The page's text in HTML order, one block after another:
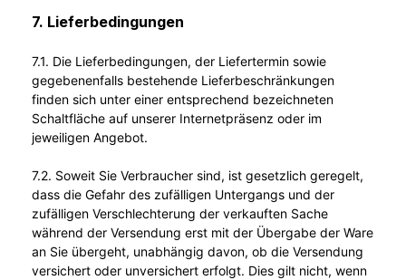
7. Lieferbedingungen
7.1. Die Lieferbedingungen, der Liefertermin sowie
gegebenenfalls bestehende Lieferbeschränkungen
finden sich unter einer entsprechend bezeichneten
Schaltfläche auf unserer Internetpräsenz oder im
jeweiligen Angebot.
7.2. Soweit Sie Verbraucher sind, ist gesetzlich geregelt,
dass die Gefahr des zufälligen Untergangs und der
zufälligen Verschlechterung der verkauften Sache
während der Versendung erst mit der Übergabe der Ware
an Sie übergeht, unabhängig davon, ob die Versendung
versichert oder unversichert erfolgt. Dies gilt nicht, wenn